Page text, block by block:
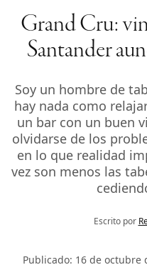
Grand Cru:
Santander
Soy un hombre de
hay nada como
un bar con un buen
olvidarse de los
en lo que realidad
vez son menos las
Escrito por
Publicado: 16 de octubre